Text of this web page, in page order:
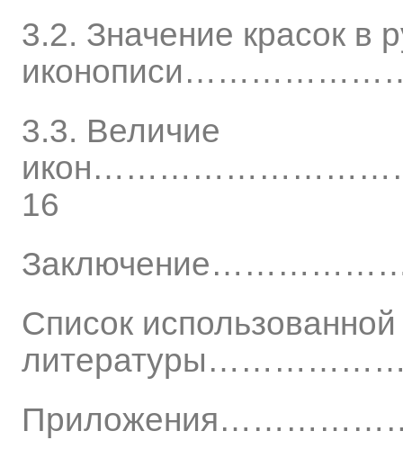
3.2. Значение красок в
3.3. Величие
16
Список использованной